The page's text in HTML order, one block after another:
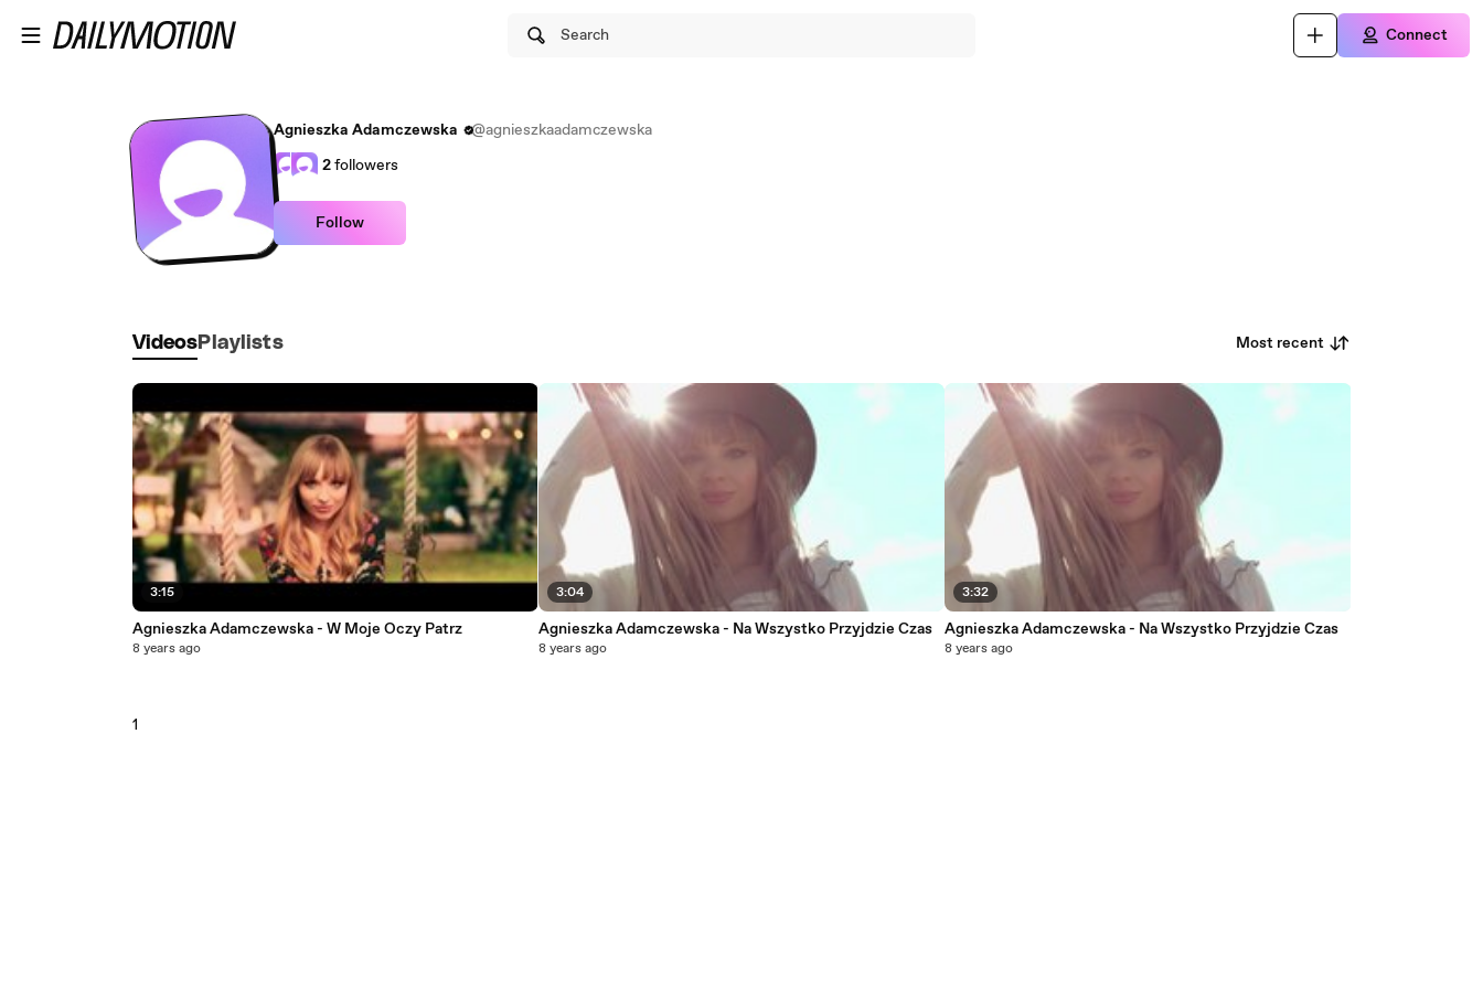
Search Connect
Agnieszka Adamczewska
@agnieszkaadamczewska
2followers
Follow
Videos Playlists Most recent
3:15
Agnieszka Adamczewska - W Moje Oczy Patrz
8 years ago
3:04
Agnieszka Adamczewska - Na Wszystko Przyjdzie Czas
8 years ago
3:32
Agnieszka Adamczewska - Na Wszystko Przyjdzie Czas
8 years ago
1